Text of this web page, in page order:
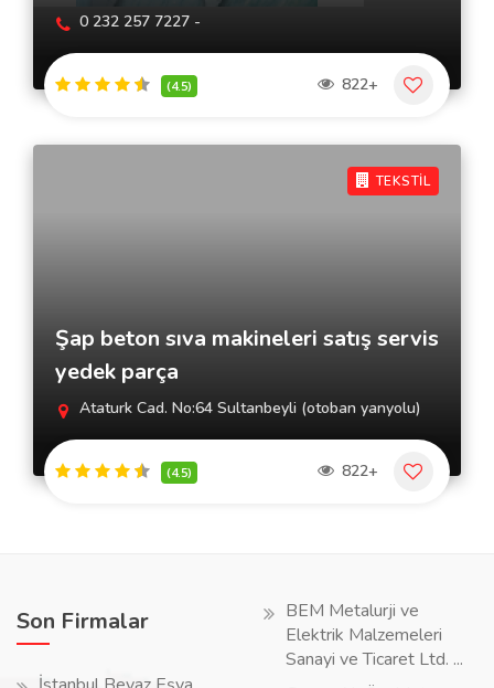
0 232 257 7227 -
(4.5) 822+
TEKSTİL
Şap beton sıva makineleri satış servis
yedek parça
Ataturk Cad. No:64 Sultanbeyli (otoban yanyolu)
(4.5) 822+
Son Firmalar
BEM Metalurji ve
Elektrik Malzemeleri
Sanayi ve Ticaret Ltd. ...